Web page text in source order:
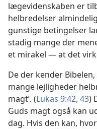
lægevidenskaben er
helbredelser
gunstige betingelser
stadig mange der
et mirakel — at det
De der kender
mange lejligheder
magt’. (Lukas 9:42, 43)
Guds magt også kan
dag. Hvis den kan,